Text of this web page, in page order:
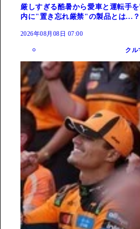
厳しすぎる酷暑から愛車と運転手
内に"置き忘れ厳禁"の製品とは...？
2026年08月08日 07:00
クル